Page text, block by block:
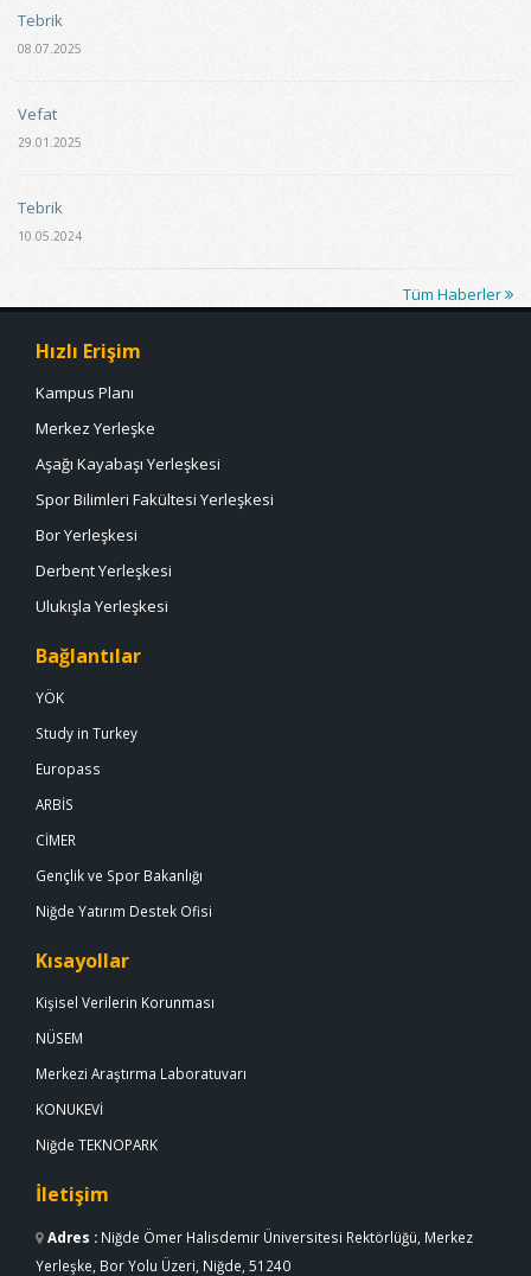
Tebrik
08.07.2025
Vefat
29.01.2025
Tebrik
10.05.2024
Tüm Haberler
Hızlı Erişim
Kampus Planı
Merkez Yerleşke
Aşağı Kayabaşı Yerleşkesi
Spor Bilimleri Fakültesi Yerleşkesi
Bor Yerleşkesi
Derbent Yerleşkesi
Ulukışla Yerleşkesi
Bağlantılar
YÖK
Study in Turkey
Europass
ARBİS
CİMER
Gençlik ve Spor Bakanlığı
Niğde Yatırım Destek Ofisi
Kısayollar
Kişisel Verilerin Korunması
NÜSEM
Merkezi Araştırma Laboratuvarı
KONUKEVİ
Niğde TEKNOPARK
İletişim
Adres : Niğde Ömer Halisdemir Üniversitesi Rektörlüğü, Merkez
Yerleşke, Bor Yolu Üzeri, Niğde, 51240